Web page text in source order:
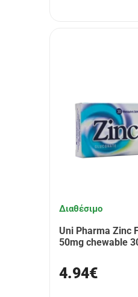
Διαθέσιμο
Uni Pharma Zinc
50mg chewable
4.94€